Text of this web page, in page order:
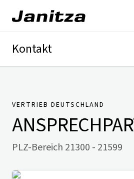
Kontakt
VERTRIEB DEUTSCHLAND
PLZ-Bereich 21300 - 21599